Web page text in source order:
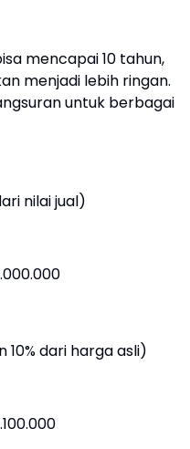
mencapai 10 tahun,
menjadi lebih ringan.
untuk berbagai
nilai jual)
10% dari harga asli)